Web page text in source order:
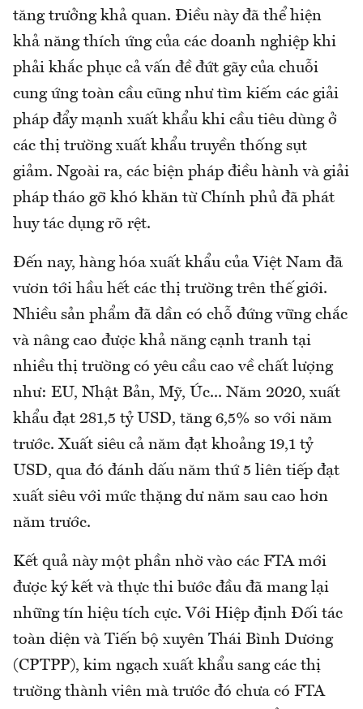
tăng trưởng khả quan. Điều này đã thể hiện
khả năng thích ứng của các doanh nghiệp khi
phải khắc phục cả vấn đề đứt gãy của chuỗi
cung ứng toàn cầu cũng như tìm kiếm các giải
pháp đẩy mạnh xuất khẩu khi cầu tiêu dùng ở
các thị trường xuất khẩu truyền thống sụt
giảm. Ngoài ra, các biện pháp điều hành và giải
pháp tháo gỡ khó khăn từ Chính phủ đã phát
huy tác dụng rõ rệt.
Đến nay, hàng hóa xuất khẩu của Việt Nam đã
vươn tới hầu hết các thị trường trên thế giới.
Nhiều sản phẩm đã dần có chỗ đứng vững chắc
và nâng cao được khả năng cạnh tranh tại
nhiều thị trường có yêu cầu cao về chất lượng
như: EU, Nhật Bản, Mỹ, Úc... Năm 2020, xuất
khẩu đạt 281,5 tỷ USD, tăng 6,5% so với năm
trước. Xuất siêu cả năm đạt khoảng 19,1 tỷ
USD, qua đó đánh dấu năm thứ 5 liên tiếp đạt
xuất siêu với mức thặng dư năm sau cao hơn
năm trước.
Kết quả này một phần nhờ vào các FTA mới
được ký kết và thực thi bước đầu đã mang lại
những tín hiệu tích cực. Với Hiệp định Đối tác
toàn diện và Tiến bộ xuyên Thái Bình Dương
(CPTPP), kim ngạch xuất khẩu sang các thị
trường thành viên mà trước đó chưa có FTA